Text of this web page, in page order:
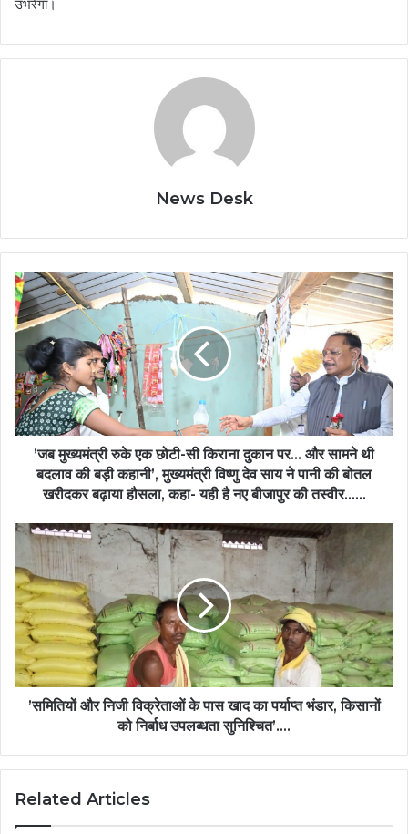
उभरेगा।
News Desk
’जब मुख्यमंत्री रुके एक छोटी-सी किराना दुकान पर… और सामने थी
बदलाव की बड़ी कहानी’, मुख्यमंत्री विष्णु देव साय ने पानी की बोतल
खरीदकर बढ़ाया हौसला, कहा- यही है नए बीजापुर की तस्वीर……
’समितियों और निजी विक्रेताओं के पास खाद का पर्याप्त भंडार, किसानों
को निर्बाध उपलब्धता सुनिश्चित’….
Related Articles